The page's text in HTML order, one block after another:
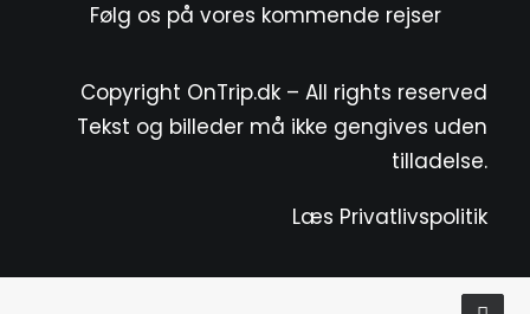
Følg os på vores kommende rejser
Copyright OnTrip.dk – All rights reserved
Tekst og billeder må ikke gengives uden
tilladelse.
Læs Privatlivspolitik